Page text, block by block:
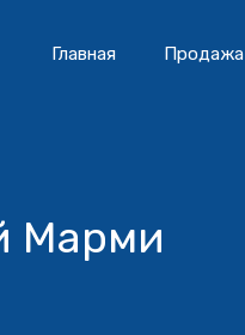
Главная Продажа
Марми